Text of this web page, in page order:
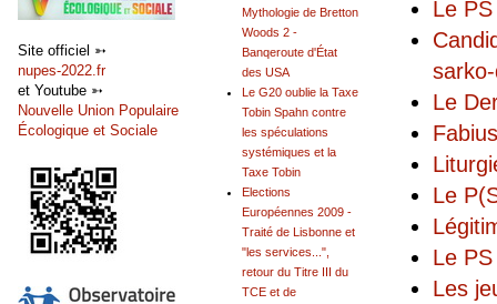
Le
Le
Le
Le
Les
Mythologie de Bretton
Woods 2 -
Banqeroute d'État
des USA
Le G20 oublie la Taxe
Tobin Spahn contre
les spéculations
systémiques et la
Taxe Tobin
Elections
Européennes 2009 -
Traité de Lisbonne et
"les services...",
retour du Titre III du
TCE et de
Site officiel ➳
nupes-2022.fr
et Youtube ➳
Nouvelle Union Populaire
Écologique et Sociale